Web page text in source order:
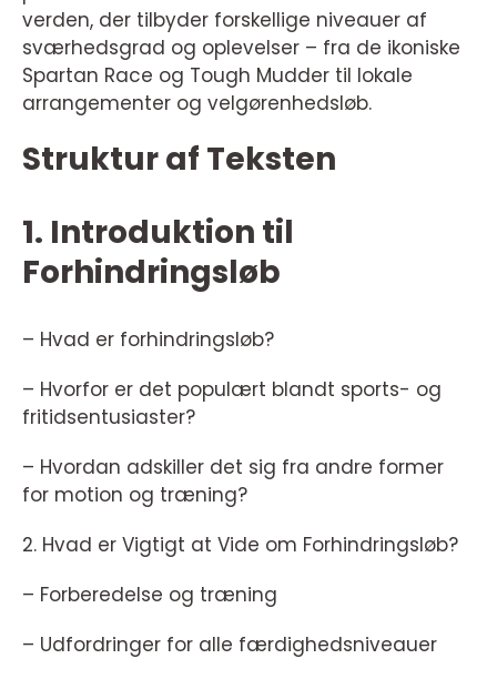
verden, der tilbyder forskellige niveauer af
sværhedsgrad og oplevelser – fra de ikoniske
Spartan Race og Tough Mudder til lokale
arrangementer og velgørenhedsløb.
Struktur af Teksten
1. Introduktion til
Forhindringsløb
– Hvad er forhindringsløb?
– Hvorfor er det populært blandt sports- og
fritidsentusiaster?
– Hvordan adskiller det sig fra andre former
for motion og træning?
2. Hvad er Vigtigt at Vide om Forhindringsløb?
– Forberedelse og træning
– Udfordringer for alle færdighedsniveauer